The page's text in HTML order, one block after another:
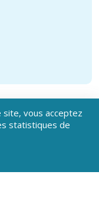
site, vous acceptez
statistiques de